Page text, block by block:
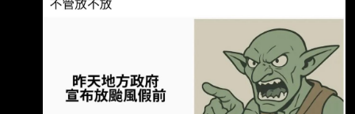
陸上颱風警報」。 咦？蔭偉是不是沒有給出正
確的講稿 郭萬安這次推給中央沒發佈陸上警